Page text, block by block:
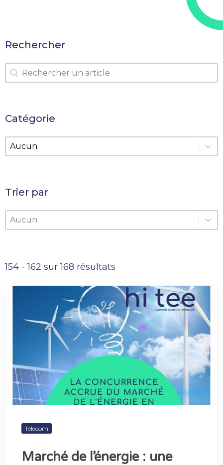
Rechercher
Rechercher
Rechercher
Catégorie
Catégorie
Catégorie
Trier par
Trier par
Trier par
Trier par
154 - 162 sur 168 résultats
Télécom
Marché de l’énergie : une